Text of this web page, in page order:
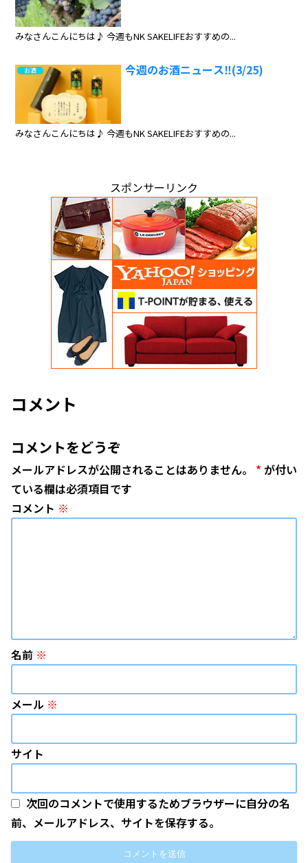
みなさんこんにちは♪ 今週もNK SAKELIFEおすすめの...
お酒 今週のお酒ニュース‼️(3/25)
みなさんこんにちは♪ 今週もNK SAKELIFEおすすめの...
スポンサーリンク
コメント
コメントをどうぞ
メールアドレスが公開されることはありません。 * が付い
ている欄は必須項目です
コメント ※
名前 ※
メール ※
サイト
次回のコメントで使用するためブラウザーに自分の名
前、メールアドレス、サイトを保存する。